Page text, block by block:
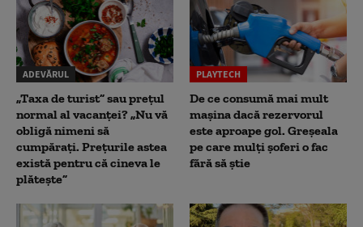
ADEVĂRUL
„Taxa de turist” sau prețul
normal al vacanței? „Nu vă
obligă nimeni să
cumpărați. Prețurile astea
există pentru că cineva le
plătește”
PLAYTECH
De ce consumă mai mult
mașina dacă rezervorul
este aproape gol. Greșeala
pe care mulți șoferi o fac
fără să știe